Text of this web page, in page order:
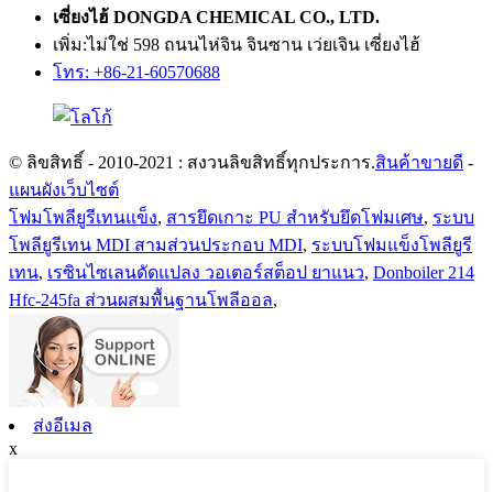
เซี่ยงไฮ้ DONGDA CHEMICAL CO., LTD.
เพิ่ม:ไม่ใช่ 598 ถนนไห่จิน จินซาน เว่ยเจิน เซี่ยงไฮ้
โทร: +86-21-60570688
© ลิขสิทธิ์ - 2010-2021 : สงวนลิขสิทธิ์ทุกประการ.สินค้าขายดี -
แผนผังเว็บไซต์
โฟมโพลียูรีเทนแข็ง, สารยึดเกาะ PU สำหรับยึดโฟมเศษ, ระบบ
โพลียูรีเทน MDI สามส่วนประกอบ MDI, ระบบโฟมแข็งโพลียูรี
เทน, เรซินไซเลนดัดแปลง วอเตอร์สต็อป ยาแนว, Donboiler 214
Hfc-245fa ส่วนผสมพื้นฐานโพลีออล,
ส่งอีเมล
x